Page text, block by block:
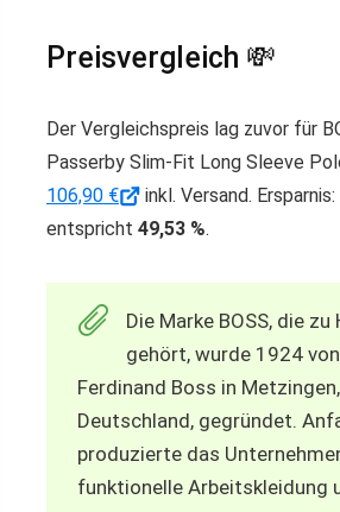
Preisvergleich 💸
Der Vergleichspreis lag zuvor für
Passerby Slim-Fit Long Sleeve
106,90 €
inkl. Versand.
entspricht 49,53 %.
Die Marke BOSS, die zu
gehört, wurde 1924
Ferdinand Boss in Metzingen,
Deutschland, gegründet.
produzierte das
funktionelle Arbeitskleidung